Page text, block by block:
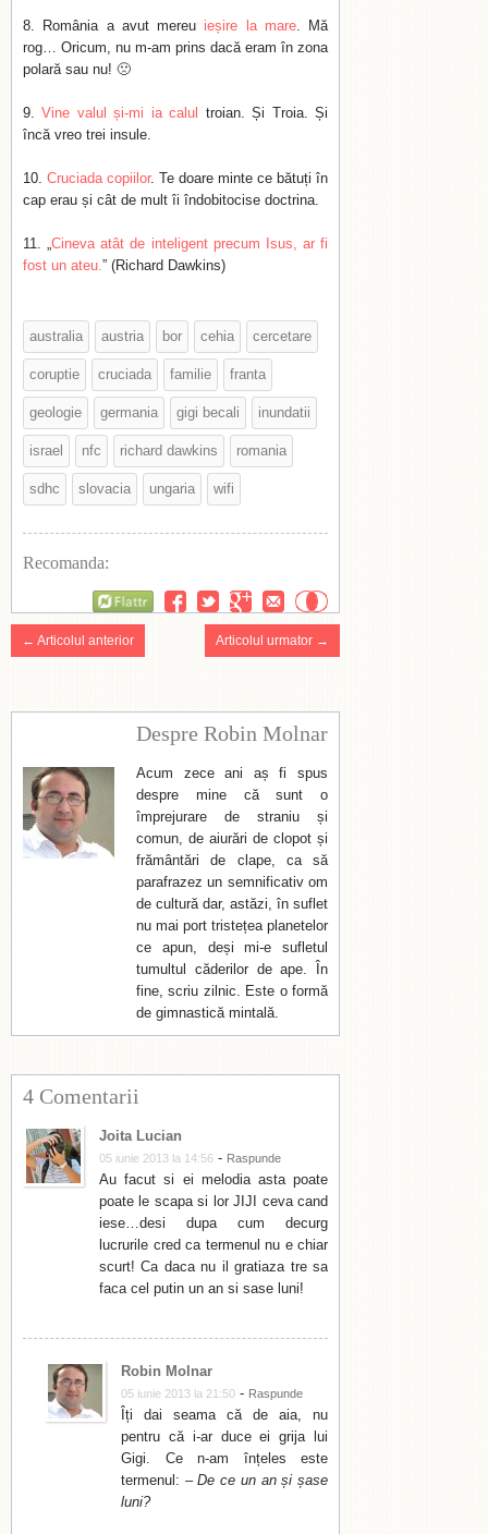
România a avut mereu ieșire la mare. Mă
rog… Oricum, nu m-am prins dacă eram în zona
polară sau nu! 🙁
Vine valul și-mi ia calul
troian. Și Troia. Și
încă vreo trei insule.
Cruciada copiilor. Te doare minte ce bătuți în
cap erau și cât de mult îi îndobitocise doctrina.
„Cineva atât de inteligent precum Isus, ar fi
fost un ateu.” (Richard Dawkins)
australia austria bor cehia cercetare
coruptie cruciada familie franta
geologie germania gigi becali inundatii
israel nfc richard dawkins romania
sdhc slovacia ungaria wifi
Recomanda:
← Articolul anterior Articolul urmator →
Despre Robin Molnar
Acum zece ani aș fi spus
despre mine că sunt o
împrejurare de straniu și
comun, de aiurări de clopot și
frământări de clape, ca să
parafrazez un semnificativ om
de cultură dar, astăzi, în suflet
nu mai port tristețea planetelor
ce apun, deși mi-e sufletul
tumultul căderilor de ape. În
fine, scriu zilnic. Este o formă
de gimnastică mintală.
4 Comentarii
Joita Lucian
05 iunie 2013 la 14:56 - Raspunde
Au facut si ei melodia asta poate
poate le scapa si lor JIJI ceva cand
iese…desi dupa cum decurg
lucrurile cred ca termenul nu e chiar
scurt! Ca daca nu il gratiaza tre sa
faca cel putin un an si sase luni!
Robin Molnar
05 iunie 2013 la 21:50 - Raspunde
Îți dai seama că de aia, nu
pentru că i-ar duce ei grija lui
Gigi. Ce n-am înțeles este
termenul: – De ce un an și șase
luni?